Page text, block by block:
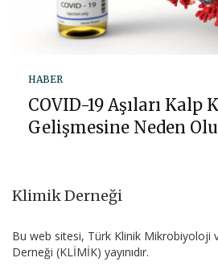
HABER
COVID-19 Aşıları Kalp
Gelişmesine Neden
Klimik Derneği
Bu web sitesi, Türk Klinik Mikrobiyoloji
Derneği (KLİMİK) yayınıdır.